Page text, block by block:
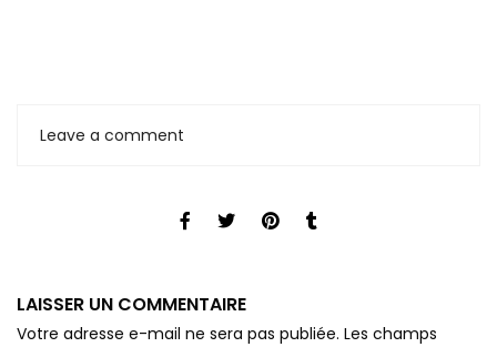
Leave a comment
LAISSER UN COMMENTAIRE
Votre adresse e-mail ne sera pas publiée. Les champs